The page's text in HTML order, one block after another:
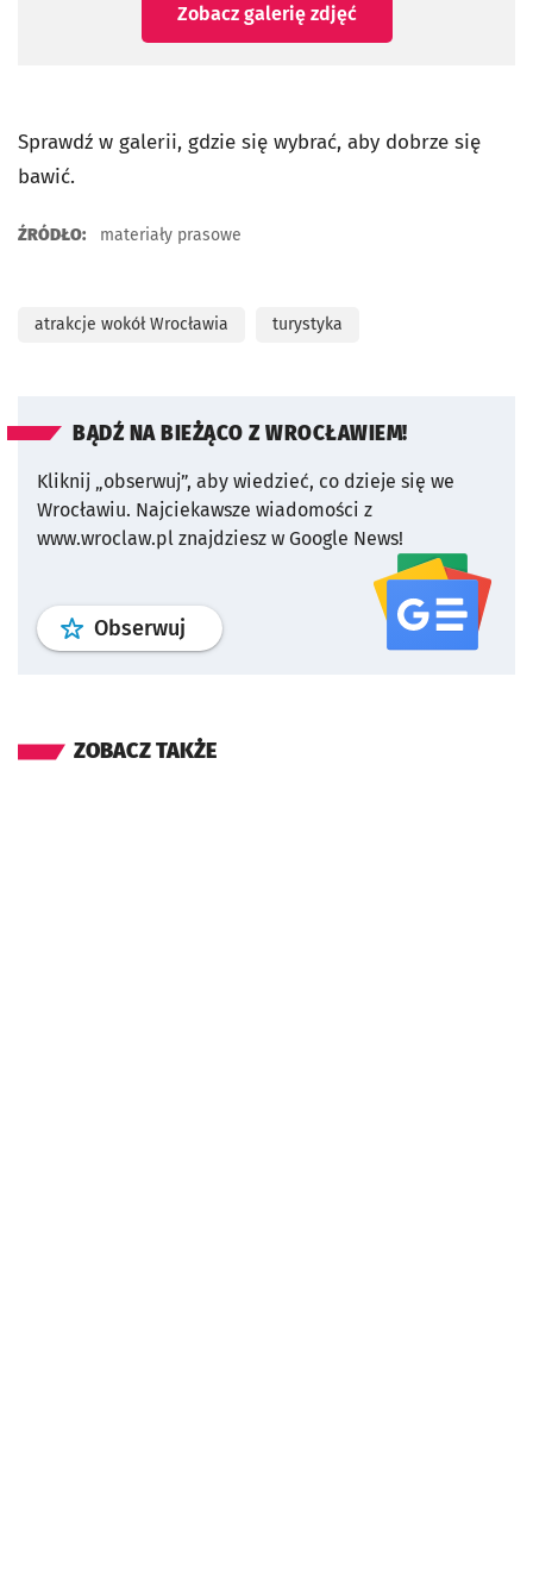
Zobacz galerię zdjęć
Sprawdź w galerii, gdzie się wybrać, aby dobrze się
bawić.
ŹRÓDŁO: materiały prasowe
atrakcje wokół Wrocławia turystyka
BĄDŹ NA BIEŻĄCO Z WROCŁAWIEM!
Kliknij „obserwuj”, aby wiedzieć, co dzieje się we
Wrocławiu. Najciekawsze wiadomości z
www.wroclaw.pl znajdziesz w Google News!
Obserwuj profil serwisu
ZOBACZ TAKŻE